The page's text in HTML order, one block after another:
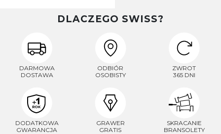
DLACZEGO SWISS?
DARMOWA
DOSTAWA
ODBIÓR
OSOBISTY
ZWROT
365 DNI
DODATKOWA
GWARANCJA
GRAWER
GRATIS
SKRACANIE
BRANSOLETY